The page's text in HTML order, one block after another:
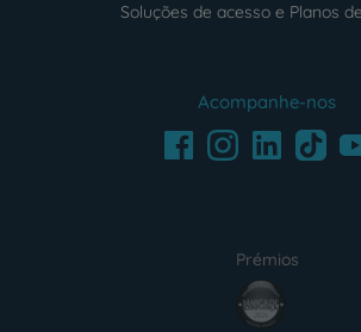
Soluções de acesso e Planos
Acompanhe-nos
FacebookInstagramLinkedInTikTok
Prémios
award4